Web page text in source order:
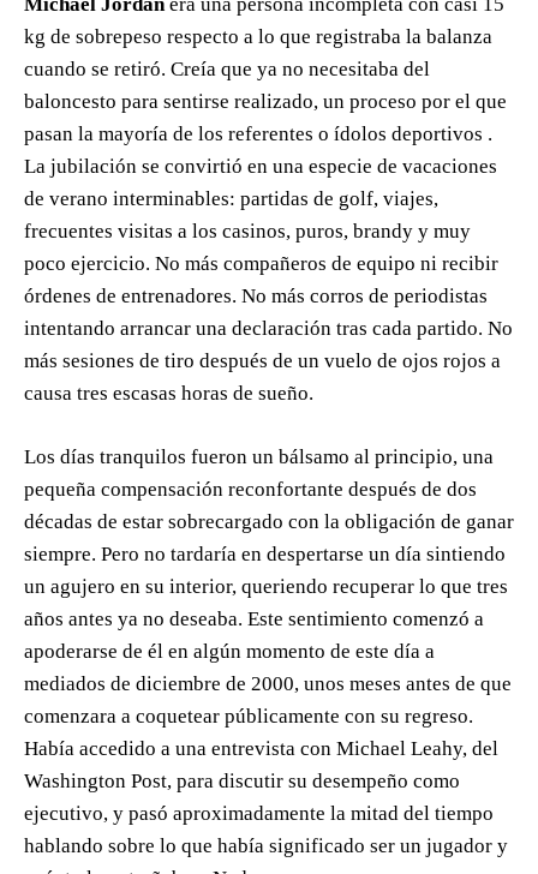
kg de sobrepeso respecto a lo que registraba la balanza
cuando se retiró. Creía que ya no necesitaba del
baloncesto para sentirse realizado, un proceso por el que
pasan la mayoría de los referentes o ídolos deportivos .
La jubilación se convirtió en una especie de vacaciones
de verano interminables: partidas de golf, viajes,
frecuentes visitas a los casinos, puros, brandy y muy
poco ejercicio. No más compañeros de equipo ni recibir
órdenes de entrenadores. No más corros de periodistas
intentando arrancar una declaración tras cada partido. No
más sesiones de tiro después de un vuelo de ojos rojos a
causa tres escasas horas de sueño.
Los días tranquilos fueron un bálsamo al principio, una
pequeña compensación reconfortante después de dos
décadas de estar sobrecargado con la obligación de ganar
siempre. Pero no tardaría en despertarse un día sintiendo
un agujero en su interior, queriendo recuperar lo que tres
años antes ya no deseaba. Este sentimiento comenzó a
apoderarse de él en algún momento de este día a
mediados de diciembre de 2000, unos meses antes de que
comenzara a coquetear públicamente con su regreso.
Había accedido a una entrevista con Michael Leahy, del
Washington Post, para discutir su desempeño como
ejecutivo, y pasó aproximadamente la mitad del tiempo
hablando sobre lo que había significado ser un jugador y